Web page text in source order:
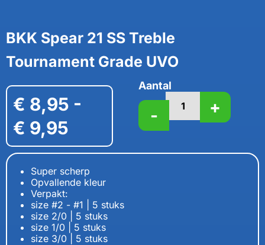
BKK Spear 21 SS Treble
Tournament Grade UVO
€ 8,95 -
€ 9,95
Aantal
- +
Super scherp
Opvallende kleur
Verpakt:
size #2 - #1 | 5 stuks
size 2/0 | 5 stuks
size 1/0 | 5 stuks
size 3/0 | 5 stuks